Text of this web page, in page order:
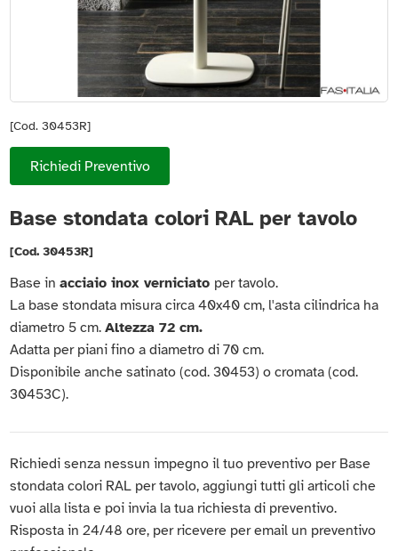
[Cod. 30453R]
Richiedi Preventivo
Base stondata colori RAL per tavolo
[Cod. 30453R]
Base inacciaio inox verniciato per tavolo.
La base stondata misura circa 40x40 cm, l'asta cilindrica ha
diametro 5 cm.Altezza 72 cm.
Adatta per piani fino a diametro di 70 cm.
Disponibile anche satinato (cod. 30453) o cromata (cod.
30453C).
Richiedi senza nessun impegno il tuo preventivo per Base
stondata colori RAL per tavolo, aggiungi tutti gli articoli che
vuoi alla lista e poi invia la tua richiesta di preventivo.
Risposta in 24/48 ore, per ricevere per email un preventivo